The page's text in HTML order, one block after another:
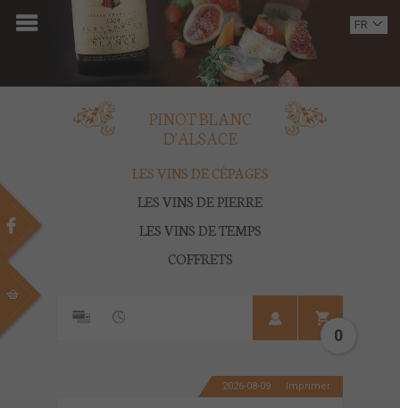
ACCUEIL
DOMAINE
VINS
MULTIMEDIA
CONTACT
FR
PINOT BLANC
D'ALSACE
LES VINS DE CÉPAGES
LES VINS DE PIERRE
LES VINS DE TEMPS
COFFRETS
0
2026-08-09 Imprimer